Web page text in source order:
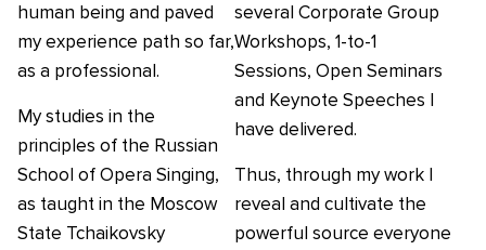
human being and paved
my experience path so far,
as a professional.
My studies in the
principles of the Russian
School of Opera Singing,
as taught in the Moscow
State Tchaikovsky
several Corporate Group
Workshops, 1-to-1
Sessions, Open Seminars
and Keynote Speeches I
have delivered.
Thus, through my work I
reveal and cultivate the
powerful source everyone